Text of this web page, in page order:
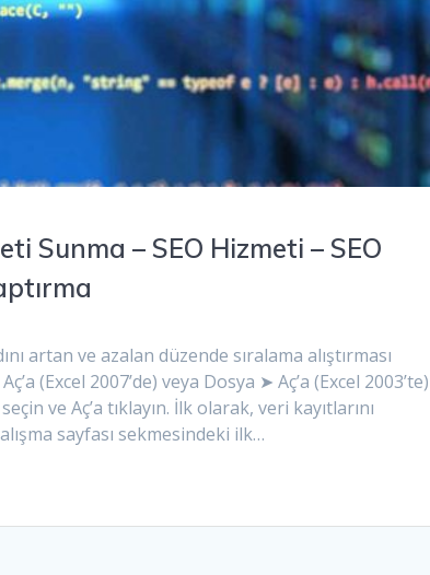
Sunma – SEO Hizmeti – SEO
artan ve azalan düzende sıralama alıştırması
(Excel 2007’de) veya Dosya ➤ Aç’a (Excel 2003’te)
ve Aç’a tıklayın. İlk olarak, veri kayıtlarını
sayfası sekmesindeki ilk…